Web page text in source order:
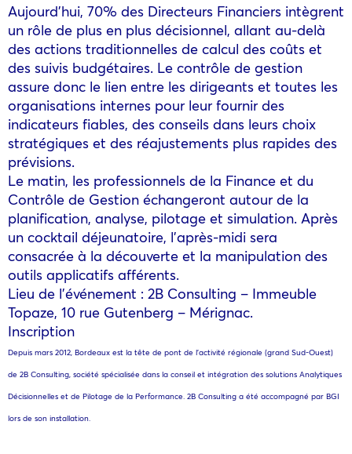
Aujourd’hui, 70% des Directeurs Financiers intègrent
un rôle de plus en plus décisionnel, allant au-delà
des actions traditionnelles de calcul des coûts et
des suivis budgétaires. Le contrôle de gestion
assure donc le lien entre les dirigeants et toutes les
organisations internes pour leur fournir des
indicateurs fiables, des conseils dans leurs choix
stratégiques et des réajustements plus rapides des
prévisions.
Le matin, les professionnels de la Finance et du
Contrôle de Gestion échangeront autour de la
planification, analyse, pilotage et simulation. Après
un cocktail déjeunatoire, l’après-midi sera
consacrée à la découverte et la manipulation des
outils applicatifs afférents.
Lieu de l’événement : 2B Consulting – Immeuble
Topaze, 10 rue Gutenberg – Mérignac.
Inscription
Depuis mars 2012, Bordeaux est la tête de pont de l’activité régionale (grand Sud-Ouest)
de 2B Consulting, société spécialisée dans la conseil et intégration des solutions Analytiques
Décisionnelles et de Pilotage de la Performance. 2B Consulting a été accompagné par BGI
lors de son installation.